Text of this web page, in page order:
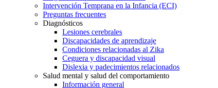
Intervención Temprana en la Infancia (ECI)
Preguntas frecuentes
Diagnósticos
Lesiones cerebrales
Discapacidades de aprendizaje
Condiciones relacionadas al Zika
Ceguera y discapacidad visual
Dislexia y padecimientos relacionados
Salud mental y salud del comportamiento
Información general